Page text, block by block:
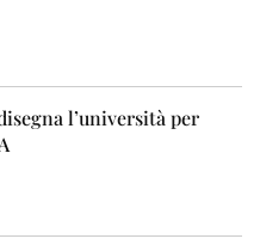
l’università per